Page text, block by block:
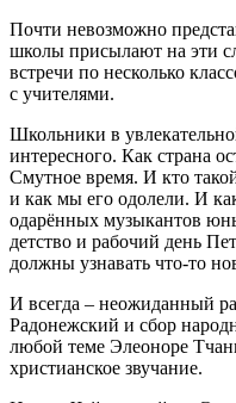
Почти невозможно
школы присылают на эти
встречи по несколько
с учителями.
Школьники в
интересного. Как страна
Смутное время. И кто
и как мы его одолели. И
одарённых музыкантов
детство и рабочий день
должны узнавать что-то
И всегда – неожиданный
Радонежский и сбор
любой теме Элеоноре
христианское звучание.